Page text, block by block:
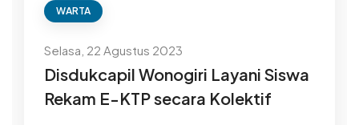
WARTA
Selasa, 22 Agustus 2023
Disdukcapil Wonogiri Layani Siswa
Rekam E-KTP secara Kolektif